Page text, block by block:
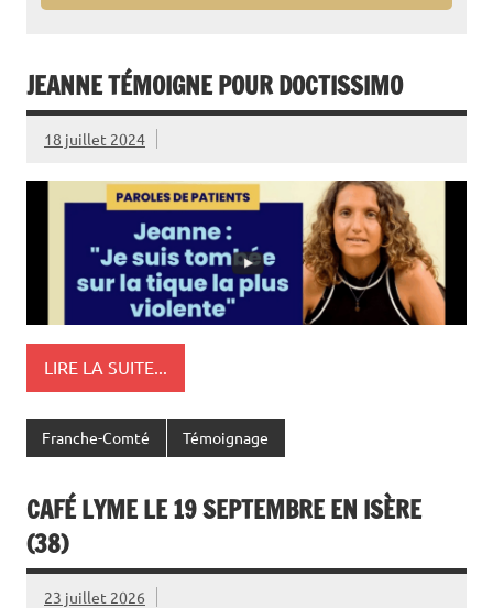
JEANNE TÉMOIGNE POUR DOCTISSIMO
18 juillet 2024
LIRE LA SUITE...
Franche-Comté Témoignage
CAFÉ LYME LE 19 SEPTEMBRE EN ISÈRE
(38)
23 juillet 2026